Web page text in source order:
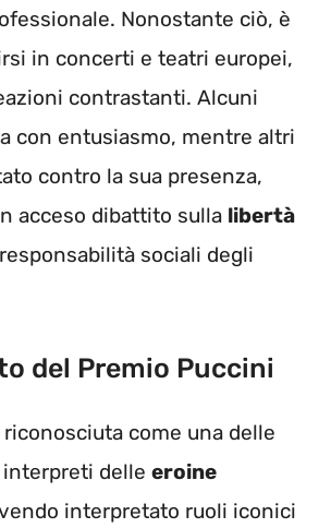
Nonostante ciò, è
in concerti e teatri europei,
contrastanti. Alcuni
con entusiasmo, mentre altri
contro la sua presenza,
acceso dibattito sulla libertà
sociali degli
del Premio Puccini
come una delle
delle eroine
interpretato ruoli iconici